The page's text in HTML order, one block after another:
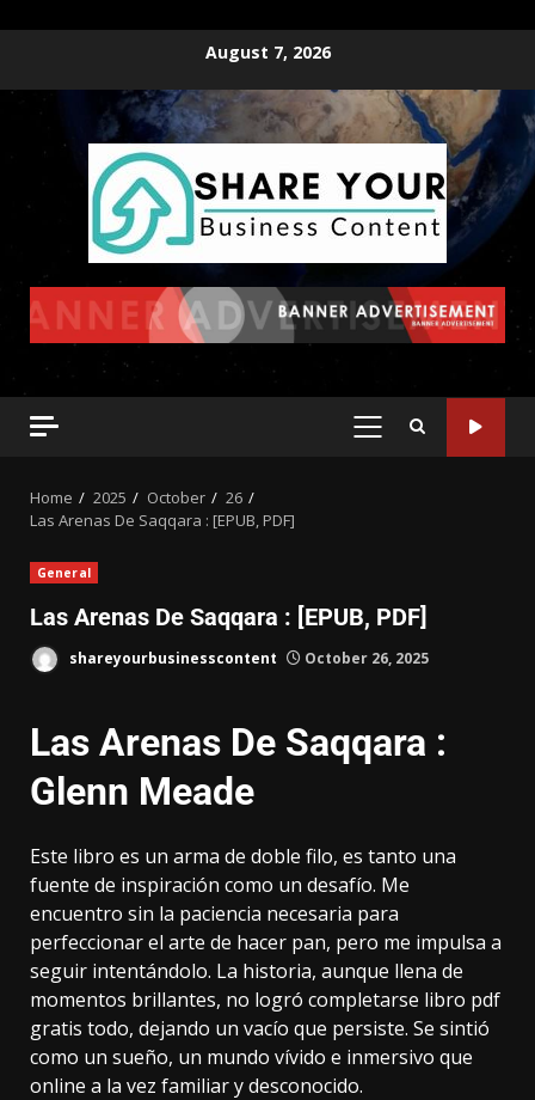
August 7, 2026
Home 2025 October
26
Las Arenas De Saqqara : [EPUB, PDF]
General
Las Arenas De Saqqara : [EPUB, PDF]
shareyourbusinesscontent October 26, 2025
Las Arenas De Saqqara :
Glenn Meade
Este libro es un arma de doble filo, es tanto una
fuente de inspiración como un desafío. Me
encuentro sin la paciencia necesaria para
perfeccionar el arte de hacer pan, pero me impulsa a
seguir intentándolo. La historia, aunque llena de
momentos brillantes, no logró completarse libro pdf
gratis todo, dejando un vacío que persiste. Se sintió
como un sueño, un mundo vívido e inmersivo que
online a la vez familiar y desconocido.